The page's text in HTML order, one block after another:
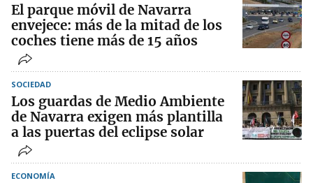
El parque móvil de Navarra
envejece: más de la mitad de los
coches tiene más de 15 años
SOCIEDAD
Los guardas de Medio Ambiente
de Navarra exigen más plantilla
a las puertas del eclipse solar
ECONOMÍA